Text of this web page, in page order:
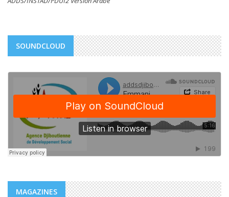
SOUNDCLOUD
MAGAZINES